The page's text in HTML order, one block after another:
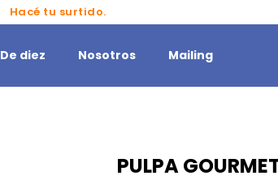
Hacé tu surtido.
De diez Nosotros Mailing
PULPA